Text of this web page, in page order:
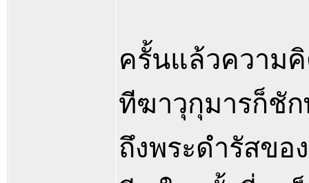
ครั้นแล้วความ
ทีฆาวุกุมารก็ชั
ถึงพระดำรัสขอ